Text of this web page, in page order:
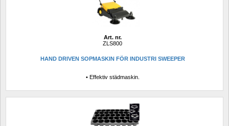
Art. nr.
ZLS800
HAND DRIVEN SOPMASKIN FÖR INDUSTRI SWEEPER
• Effektiv städmaskin.